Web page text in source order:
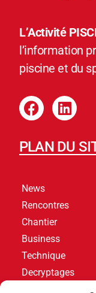
L’Activité
l’information
piscine et du
PLAN DU
News
Rencontres
Chantier
Business
Technique
Decryptages